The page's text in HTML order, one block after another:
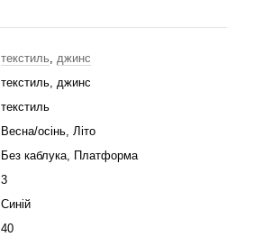
текстиль,джинс
текстиль, джинс
текстиль
Весна/осінь, Літо
Без каблука, Платформа
3
Синій
40